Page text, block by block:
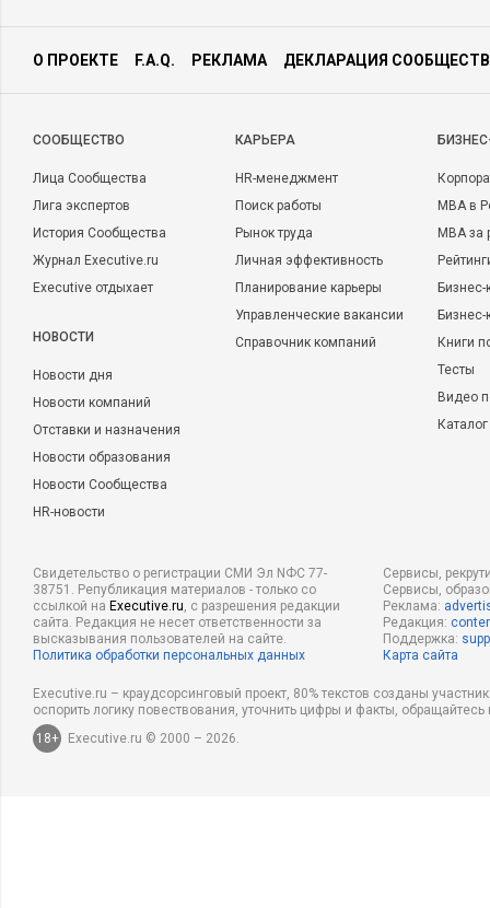
О ПРОЕКТЕ F.A.Q. РЕКЛАМА ДЕКЛАРАЦИЯ
CООБЩЕСТВО
Лица Сообщества
Лига экспертов
История Сообщества
Журнал Executive.ru
Executive отдыхает
НОВОСТИ
Новости дня
Новости компаний
Отставки и назначения
Новости образования
Новости Сообщества
HR-новости
КАРЬЕРА
HR-менеджмент
Поиск работы
Рынок труда
Личная эффективность
Планирование карьеры
Управленческие вакансии
Справочник компаний
MBA в
MBA
Бизнес-
Книги
Тесты
Видео
Свидетельство о регистрации СМИ Эл NФС 77-
38751. Републикация материалов - только со
ссылкой на Executive.ru, с разрешения редакции
сайта. Редакция не несет ответственности за
высказывания пользователей на сайте.
Политика обработки персональных данных
Сервисы,
Сервисы,
Реклама:
Редакция:
Поддержка:
Карта сайта
Executive.ru – краудсорсинговый проект, 80% текстов созданы
оспорить логику повествования, уточнить цифры и факты,
18+
Executive.ru © 2000 – 2026.